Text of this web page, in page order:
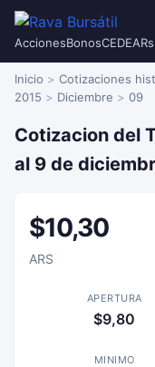
AccionesBonosCEDEARs
Inicio Cotizaciones
2015
Diciembre 09
Cotizacion del
al 9 de
$10,30
ARS
APERTURA
$9,80
MINIMO